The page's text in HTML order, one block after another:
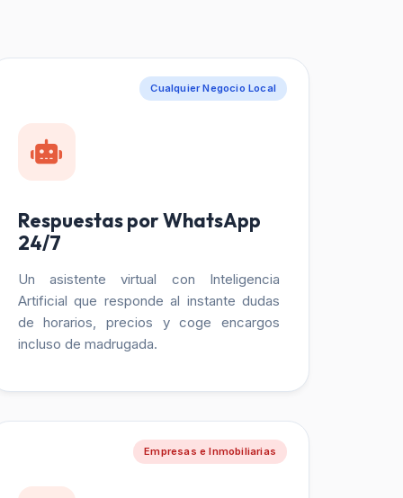
Cualquier Negocio Local
Respuestas por WhatsApp
24/7
Un asistente virtual con Inteligencia
Artificial que responde al instante dudas
de horarios, precios y coge encargos
incluso de madrugada.
Empresas e Inmobiliarias